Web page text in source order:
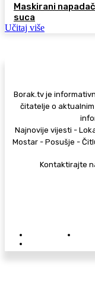
Maskirani
suca
Učitaj više
Borak.tv je
čitatelje o
Najnovije vijesti -
Mostar - Posušje -
Kontaktirajte